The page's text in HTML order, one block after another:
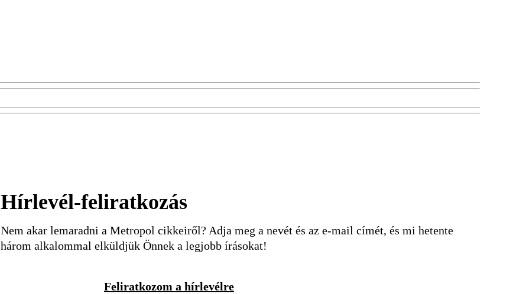
Hírlevél-feliratkozás
Nem akar lemaradni a Metropol cikkeiről? Adja meg a nevét és az e-mail címét, és mi hetente
három alkalommal elküldjük Önnek a legjobb írásokat!
Feliratkozom a hírlevélre